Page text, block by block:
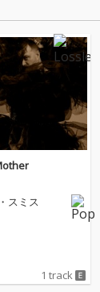
スミス
1 track